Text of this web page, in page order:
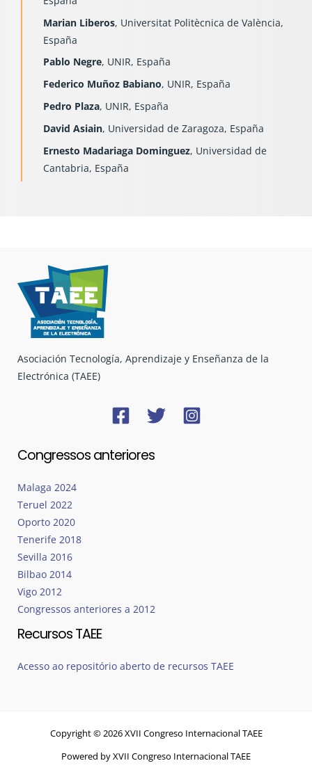
Marian Liberos, Universitat Politècnica de València,
España
Pablo Negre, UNIR, España
Federico Muñoz Babiano, UNIR, España
Pedro Plaza, UNIR, España
David Asiain, Universidad de Zaragoza, España
Ernesto Madariaga Dominguez, Universidad de
Cantabria, España
Asociación Tecnología, Aprendizaje y Enseñanza de la
Electrónica (TAEE)
Congressos anteriores
Malaga 2024
Teruel 2022
Oporto 2020
Tenerife 2018
Sevilla 2016
Bilbao 2014
Vigo 2012
Congressos anteriores a 2012
Recursos TAEE
Acesso ao repositório aberto de recursos TAEE
Copyright © 2026 XVII Congreso Internacional TAEE
Powered by XVII Congreso Internacional TAEE